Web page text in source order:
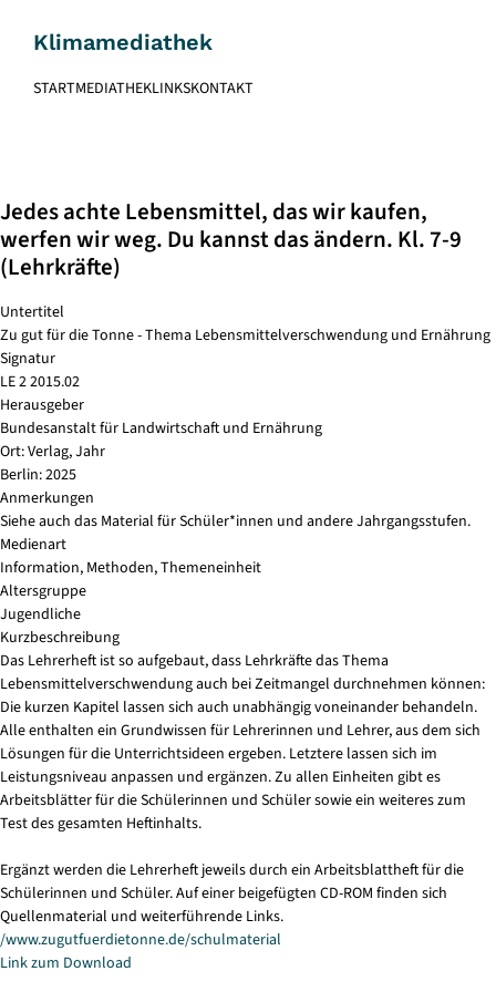
content
Klimamediathek
STARTMEDIATHEKLINKSKONTAKT
Jedes achte Lebensmittel, das wir kaufen,
werfen wir weg. Du kannst das ändern. Kl. 7-9
(Lehrkräfte)
Untertitel
Zu gut für die Tonne - Thema Lebensmittelverschwendung und Ernährung
Signatur
LE 2 2015.02
Herausgeber
Bundesanstalt für Landwirtschaft und Ernährung
Ort: Verlag, Jahr
Berlin: 2025
Anmerkungen
Siehe auch das Material für Schüler*innen und andere Jahrgangsstufen.
Medienart
Information, Methoden, Themeneinheit
Altersgruppe
Jugendliche
Kurzbeschreibung
Das Lehrerheft ist so aufgebaut, dass Lehrkräfte das Thema
Lebensmittelverschwendung auch bei Zeitmangel durchnehmen können:
Die kurzen Kapitel lassen sich auch unabhängig voneinander behandeln.
Alle enthalten ein Grundwissen für Lehrerinnen und Lehrer, aus dem sich
Lösungen für die Unterrichtsideen ergeben. Letztere lassen sich im
Leistungsniveau anpassen und ergänzen. Zu allen Einheiten gibt es
Arbeitsblätter für die Schülerinnen und Schüler sowie ein weiteres zum
Test des gesamten Heftinhalts.
Ergänzt werden die Lehrerheft jeweils durch ein Arbeitsblattheft für die
Schülerinnen und Schüler. Auf einer beigefügten CD-ROM finden sich
Quellenmaterial und weiterführende Links.
/www.zugutfuerdietonne.de/schulmaterial
Link zum Download